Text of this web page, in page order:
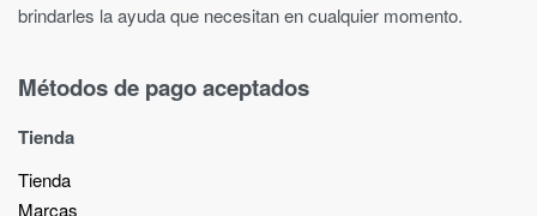
brindarles la ayuda que necesitan en cualquier momento.
Métodos de pago aceptados
Tienda
Tienda
Marcas